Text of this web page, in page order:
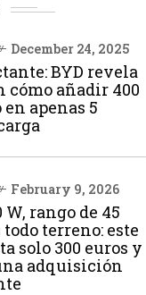
December 24, 2025
BYD revela
cómo añadir 400
apenas 5
February 9, 2026
W, rango de 45
terreno: este
solo 300 euros y
adquisición